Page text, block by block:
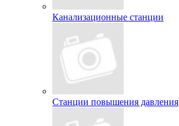
Канализационные станции
Станции повышения давления